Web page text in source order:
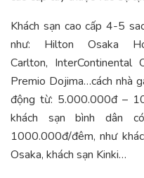
Khách sạn cao cấp 4-5
như: Hilton Osaka
Carlton,
Premio Dojima…cách nhà
động từ: 5.000.000đ –
khách sạn bình dân
1000.000đ/đêm, như
Osaka, khách sạn Kinki…